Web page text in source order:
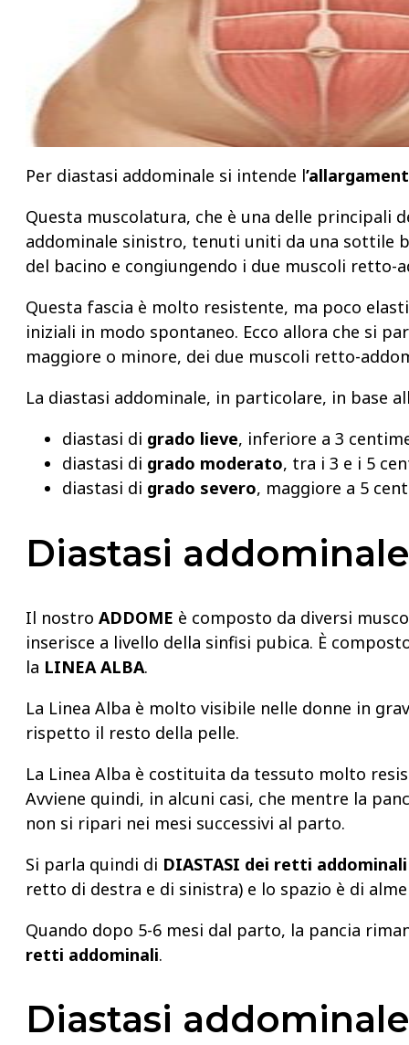
Per diastasi addominale si intende l
Questa muscolatura, che è una delle
addominale sinistro, tenuti uniti da una sottile
del bacino e congiungendo i due muscoli retto-
Questa fascia è molto resistente, ma poco
iniziali in modo spontaneo. Ecco allora che si
maggiore o minore, dei due muscoli retto-
La diastasi addominale, in particolare, in base
diastasi di grado lieve, inferiore a 3
diastasi di grado moderato, tra i 3 e i 5
diastasi di grado severo, maggiore a 5
Diastasi
Il nostro ADDOME è composto da diversi
inserisce a livello della sinfisi pubica. È
la LINEA ALBA.
La Linea Alba è molto visibile nelle donne in
rispetto il resto della pelle.
La Linea Alba è costituita da tessuto molto
Avviene quindi, in alcuni casi, che mentre la
non si ripari nei mesi successivi al parto.
Si parla quindi di DIASTASI dei retti addominali
retto di destra e di sinistra) e lo spazio è di
Quando dopo 5-6 mesi dal parto, la pancia
retti addominali.
Diastasi